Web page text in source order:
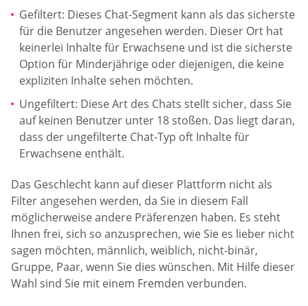
Gefiltert: Dieses Chat-Segment kann als das sicherste
für die Benutzer angesehen werden. Dieser Ort hat
keinerlei Inhalte für Erwachsene und ist die sicherste
Option für Minderjährige oder diejenigen, die keine
expliziten Inhalte sehen möchten.
Ungefiltert: Diese Art des Chats stellt sicher, dass Sie
auf keinen Benutzer unter 18 stoßen. Das liegt daran,
dass der ungefilterte Chat-Typ oft Inhalte für
Erwachsene enthält.
Das Geschlecht kann auf dieser Plattform nicht als
Filter angesehen werden, da Sie in diesem Fall
möglicherweise andere Präferenzen haben. Es steht
Ihnen frei, sich so anzusprechen, wie Sie es lieber nicht
sagen möchten, männlich, weiblich, nicht-binär,
Gruppe, Paar, wenn Sie dies wünschen. Mit Hilfe dieser
Wahl sind Sie mit einem Fremden verbunden.